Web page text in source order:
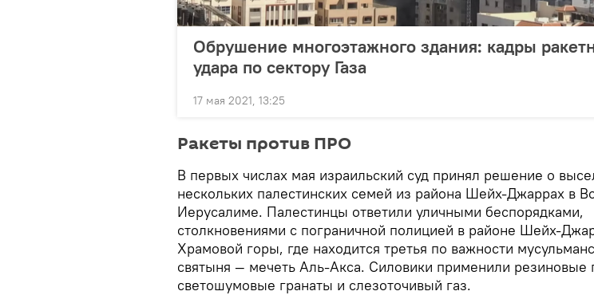
Обрушение многоэтажного здания: кадры
удара по сектору Газа
17 мая 2021, 13:25
Ракеты против ПРО
В первых числах мая израильский суд принял решение о
нескольких палестинских семей из района Шейх-Джаррах в
Иерусалиме. Палестинцы ответили уличными беспорядками,
столкновениями с пограничной полицией в районе Шейх-
Храмовой горы, где находится третья по важности
святыня — мечеть Аль-Акса. Силовики применили резиновые
светошумовые гранаты и слезоточивый газ.